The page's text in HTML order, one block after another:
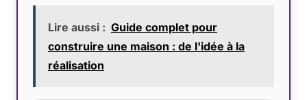
Lire aussi : Guide complet pour
construire une maison : de l'idée à la
réalisation